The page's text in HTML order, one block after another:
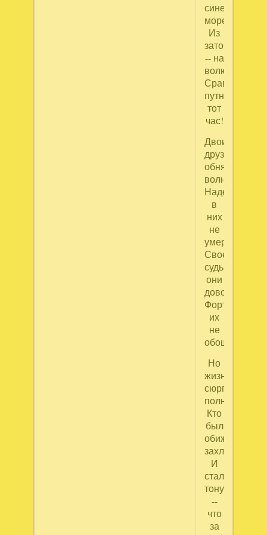
сине
море.
Из
заточения
-- на
волю,
Сравнили
путники
тот
час!
Двоих
друзей
обняли
волны.
Надежда
в
них
не
умерла.
Своей
судьбой
они
довольны.
Фортуна
их
не
обошла.
Но
жизнь
сюрпризами
полна.
Кто
был
обижен,
захлебнулся
И
стал
тонуть
--
что
за